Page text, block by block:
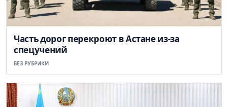
Часть дорог перекроют в Астане из-за
спецучений
БЕЗ РУБРИКИ